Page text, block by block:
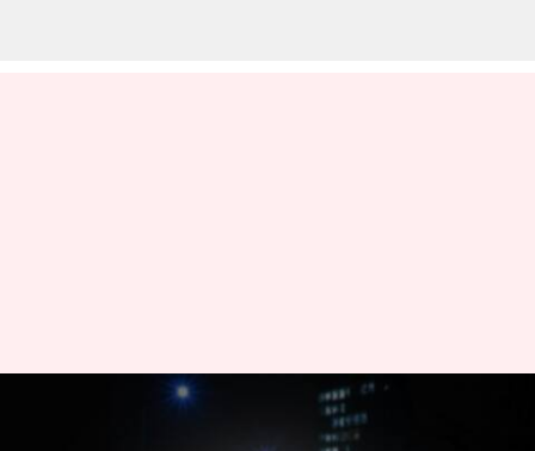
हीरो मोटोकॉर्प ने ताइवानी कंपनी
गोगोरो से मिलाया हाथ, लॉन्च करेगी